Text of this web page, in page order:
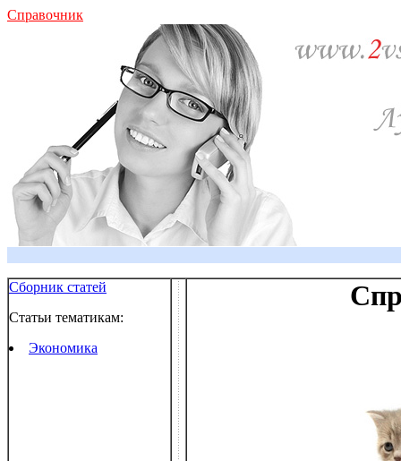
Справочник
Сборник статей
Статьи тематикам:
Экономика